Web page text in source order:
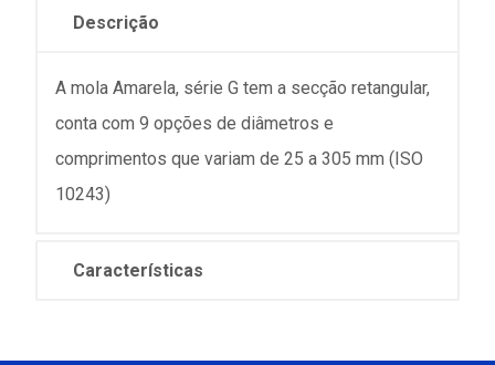
Descrição
A mola Amarela, série G tem a secção retangular,
conta com 9 opções de diâmetros e
comprimentos que variam de 25 a 305 mm (ISO
10243)
Características